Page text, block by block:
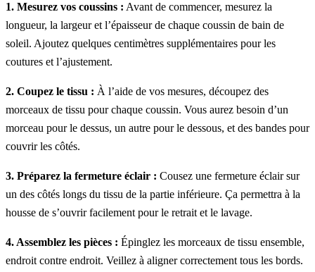
1. Mesurez vos coussins : Avant de commencer, mesurez la
longueur, la largeur et l’épaisseur de chaque coussin de bain de
soleil. Ajoutez quelques centimètres supplémentaires pour les
coutures et l’ajustement.
2. Coupez le tissu : À l’aide de vos mesures, découpez des
morceaux de tissu pour chaque coussin. Vous aurez besoin d’un
morceau pour le dessus, un autre pour le dessous, et des bandes pour
couvrir les côtés.
3. Préparez la fermeture éclair : Cousez une fermeture éclair sur
un des côtés longs du tissu de la partie inférieure. Ça permettra à la
housse de s’ouvrir facilement pour le retrait et le lavage.
4. Assemblez les pièces : Épinglez les morceaux de tissu ensemble,
endroit contre endroit. Veillez à aligner correctement tous les bords.